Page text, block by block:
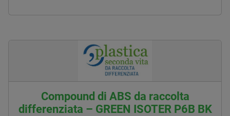
Compound di ABS da raccolta
differenziata – GREEN ISOTER P6B BK